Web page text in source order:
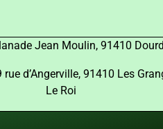
Jean Moulin, 91410
rue d’Angerville, 91410 Les
Le Roi